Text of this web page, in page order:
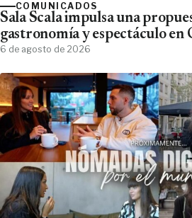
COMUNICADOS
Sala Scala impulsa una
gastronomía y espectáculo en
6 de agosto de 2026